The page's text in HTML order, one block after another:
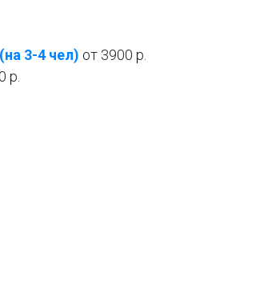
3-4 чел) от 3900 р.
р.